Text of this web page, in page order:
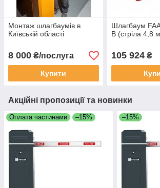
Монтаж шлагбаумів в
Київській області
8 000 ₴/послуга
Купити
Шлагбаум
В (стріла 4,8
105 924₴
Акційні пропозиції та новинки
Оплата частинами –15% –15%